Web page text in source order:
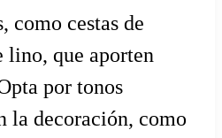
como cestas de
lino, que aporten
por tonos
la decoración, como